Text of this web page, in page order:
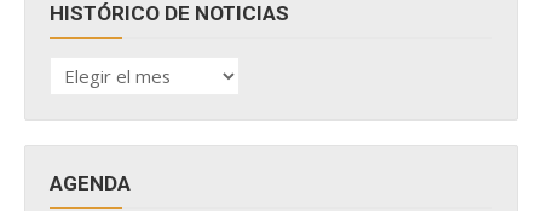
HISTÓRICO DE NOTICIAS
HISTÓRICO
DE
AGENDA